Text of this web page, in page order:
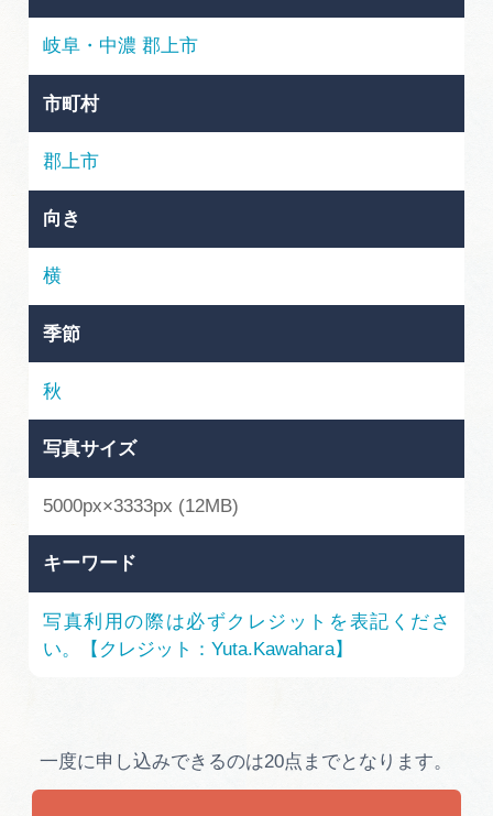
岐阜県アウトドア観光キャンペーン
岐阜県まるごと観光エリアガイド
岐阜県観光データベース
動画ライブラリー
お問い合わせ
運営組織
広告掲載
サイトポリシー
岐阜・中濃 郡上市
市町村
郡上市
向き
横
季節
秋
写真サイズ
5000px×3333px (12MB)
キーワード
写真利用の際は必ずクレジットを表記くださ
い。【クレジット：Yuta.Kawahara】
一度に申し込みできるのは20点までとなります。